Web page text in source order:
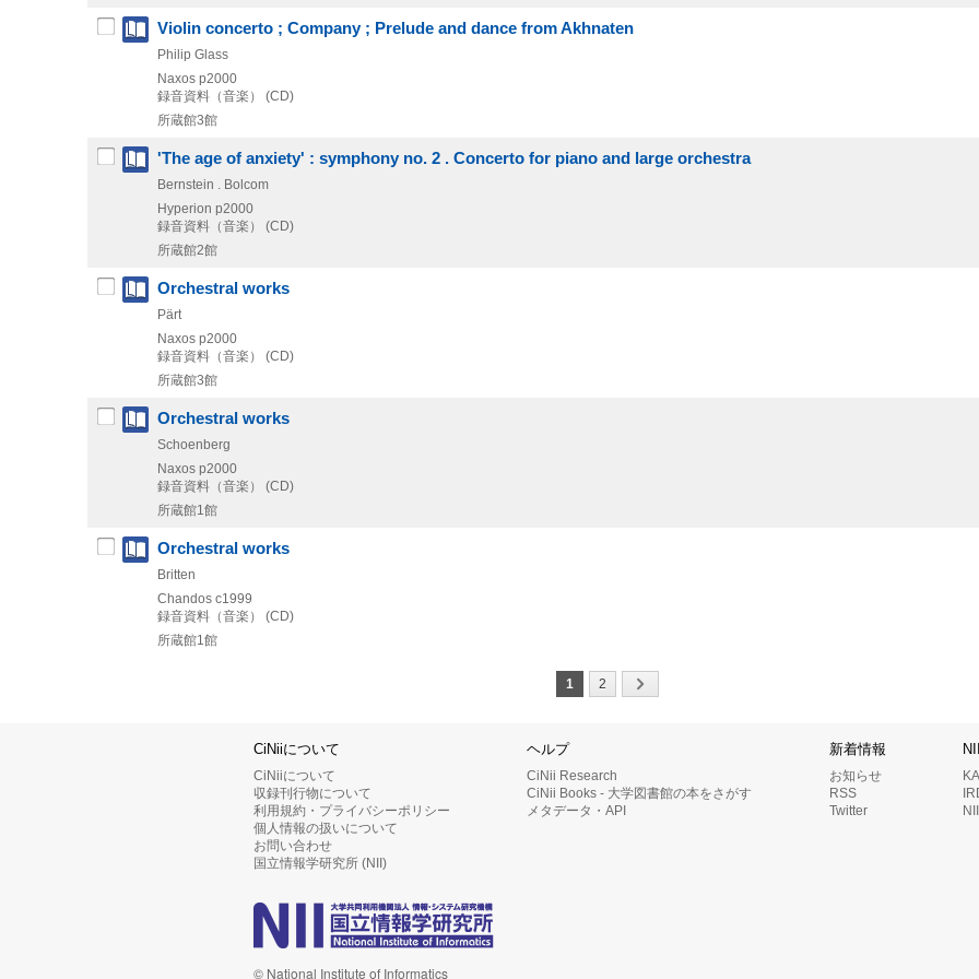
Violin concerto ; Company ; Prelude and dance from Akhnaten
Philip Glass
Naxos p2000
録音資料（音楽） (CD)
所蔵館3館
'The age of anxiety' : symphony no. 2 . Concerto for piano and large orchestra
Bernstein . Bolcom
Hyperion p2000
録音資料（音楽） (CD)
所蔵館2館
Orchestral works
Pärt
Naxos p2000
録音資料（音楽） (CD)
所蔵館3館
Orchestral works
Schoenberg
Naxos p2000
録音資料（音楽） (CD)
所蔵館1館
Orchestral works
Britten
Chandos c1999
録音資料（音楽） (CD)
所蔵館1館
1 2
CiNiiについて
CiNiiについて
収録刊行物について
利用規約・プライバシーポリシー
個人情報の扱いについて
お問い合わせ
国立情報学研究所 (NII)
ヘルプ
CiNii Research
CiNii Books - 大学図書館の本をさがす
メタデータ・API
新着情報
お知らせ
RSS
Twitter
© National Institute of Informatics